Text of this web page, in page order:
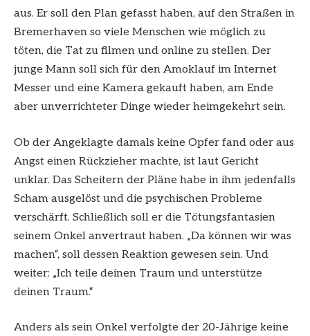
aus. Er soll den Plan gefasst haben, auf den Straßen in
Bremerhaven so viele Menschen wie möglich zu
töten, die Tat zu filmen und online zu stellen. Der
junge Mann soll sich für den Amoklauf im Internet
Messer und eine Kamera gekauft haben, am Ende
aber unverrichteter Dinge wieder heimgekehrt sein.
Ob der Angeklagte damals keine Opfer fand oder aus
Angst einen Rückzieher machte, ist laut Gericht
unklar. Das Scheitern der Pläne habe in ihm jedenfalls
Scham ausgelöst und die psychischen Probleme
verschärft. Schließlich soll er die Tötungsfantasien
seinem Onkel anvertraut haben. „Da können wir was
machen“, soll dessen Reaktion gewesen sein. Und
weiter: „Ich teile deinen Traum und unterstütze
deinen Traum.“
Anders als sein Onkel verfolgte der 20-Jährige keine